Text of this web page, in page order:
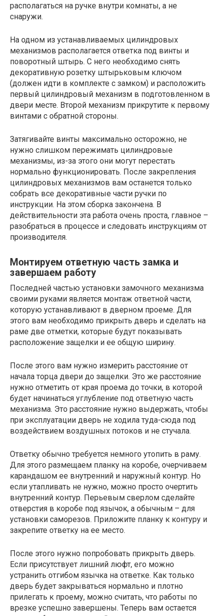
располагаться на ручке внутри комнаты, а не
снаружи.
На одном из устанавливаемых цилиндровых
механизмов располагается ответка под винты и
поворотный штырь. С него необходимо снять
декоративную розетку штырьковым ключом
(должен идти в комплекте с замком) и расположить
первый цилиндровый механизм в подготовленном в
двери месте. Второй механизм прикрутите к первому
винтами с обратной стороны.
Затягивайте винты максимально осторожно, не
нужно слишком пережимать цилиндровые
механизмы, из-за этого они могут перестать
нормально функционировать. После закрепления
цилиндровых механизмов вам останется только
собрать все декоративные части ручки по
инструкции. На этом сборка закончена. В
действительности эта работа очень проста, главное –
разобраться в процессе и следовать инструкциям от
производителя.
Монтируем ответную часть замка и
завершаем работу
Последней частью установки замочного механизма
своими руками является монтаж ответной части,
которую устанавливают в дверном проеме. Для
этого вам необходимо прикрыть дверь и сделать на
раме две отметки, которые будут показывать
расположение защелки и ее общую ширину.
После этого вам нужно измерить расстояние от
начала торца двери до защелки. Это же расстояние
нужно отметить от края проема до точки, в которой
будет начинаться углубление под ответную часть
механизма. Это расстояние нужно выдержать, чтобы
при эксплуатации дверь не ходила туда-сюда под
воздействием воздушных потоков и не стучала.
Ответку обычно требуется немного утопить в раму.
Для этого размещаем планку на коробе, очерчиваем
карандашом ее внутренний и наружный контур. Но
если утапливать не нужно, можно просто очертить
внутренний контур. Перьевым сверлом сделайте
отверстия в коробе под язычок, а обычным – для
установки саморезов. Приложите планку к контуру и
закрепите ответку на ее место.
После этого нужно попробовать прикрыть дверь.
Если присутствует лишний люфт, его можно
устранить отгибом язычка на ответке. Как только
дверь будет закрываться нормально и плотно
прилегать к проему, можно считать, что работы по
врезке успешно завершены. Теперь вам остается